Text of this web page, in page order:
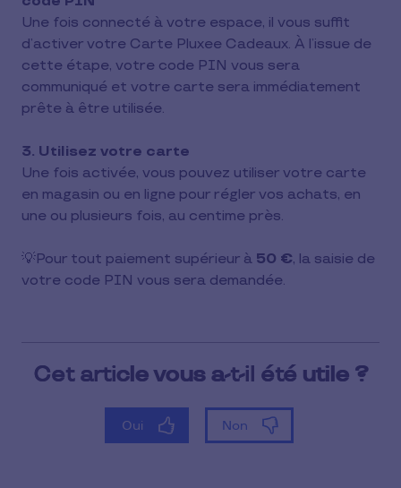
Une fois connecté à votre espace, il vous suffit
d’activer votre Carte Pluxee Cadeaux. À l’issue de
cette étape, votre code PIN vous sera
communiqué et votre carte sera immédiatement
prête à être utilisée.
3. Utilisez votre carte
Une fois activée, vous pouvez utiliser votre carte
en magasin ou en ligne pour régler vos achats, en
une ou plusieurs fois, au centime près.
💡Pour tout paiement supérieur à 50 €, la saisie de
votre code PIN vous sera demandée.